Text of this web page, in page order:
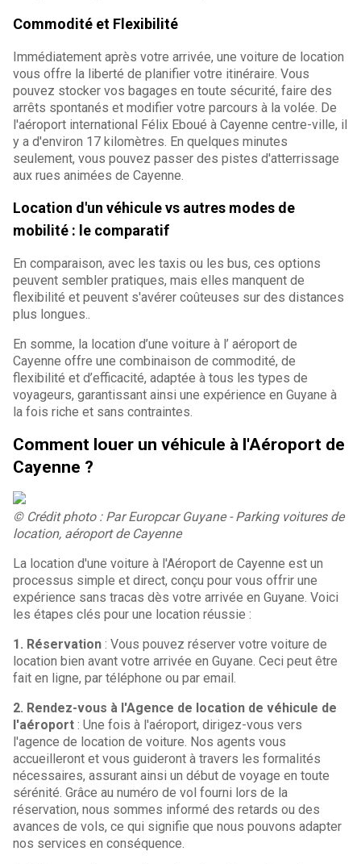
Commodité et Flexibilité
Immédiatement après votre arrivée, une voiture de location
vous offre la liberté de planifier votre itinéraire. Vous
pouvez stocker vos bagages en toute sécurité, faire des
arrêts spontanés et modifier votre parcours à la volée. De
l'aéroport international Félix Eboué à Cayenne centre-ville, il
y a d'environ 17 kilomètres. En quelques minutes
seulement, vous pouvez passer des pistes d'atterrissage
aux rues animées de Cayenne.
Location d'un véhicule vs autres modes de
mobilité : le comparatif
En comparaison, avec les taxis ou les bus, ces options
peuvent sembler pratiques, mais elles manquent de
flexibilité et peuvent s'avérer coûteuses sur des distances
plus longues..
En somme, la location d’une voiture à l’ aéroport de
Cayenne offre une combinaison de commodité, de
flexibilité et d’efficacité, adaptée à tous les types de
voyageurs, garantissant ainsi une expérience en Guyane à
la fois riche et sans contraintes.
Comment louer un véhicule à l'Aéroport de
Cayenne ?
© Crédit photo : Par Europcar Guyane - Parking voitures de
location, aéroport de Cayenne
La location d'une voiture à l'Aéroport de Cayenne est un
processus simple et direct, conçu pour vous offrir une
expérience sans tracas dès votre arrivée en Guyane. Voici
les étapes clés pour une location réussie :
1. Réservation : Vous pouvez réserver votre voiture de
location bien avant votre arrivée en Guyane. Ceci peut être
fait en ligne, par téléphone ou par email.
2. Rendez-vous à l'Agence de location de véhicule de
l'aéroport : Une fois à l'aéroport, dirigez-vous vers
l'agence de location de voiture. Nos agents vous
accueilleront et vous guideront à travers les formalités
nécessaires, assurant ainsi un début de voyage en toute
sérénité. Grâce au numéro de vol fourni lors de la
réservation, nous sommes informé des retards ou des
avances de vols, ce qui signifie que nous pouvons adapter
nos services en conséquence.